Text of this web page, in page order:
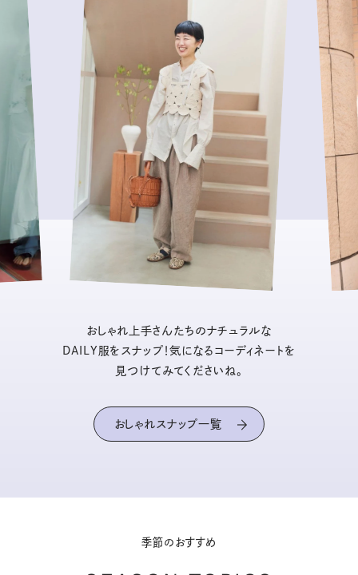
おしゃれ上手さんたちのナチュラルな
DAILY服をスナップ！気になるコーディネートを
見つけてみてくださいね。
おしゃれスナップ一覧
季節のおすすめ